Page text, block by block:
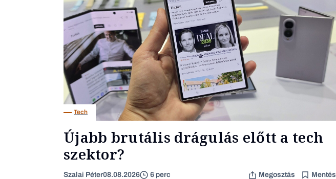
Tech
Újabb brutális drágulás előtt a tech
szektor?
Szalai Péter08.08.2026 6 perc Megosztás Mentés